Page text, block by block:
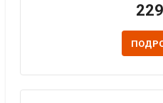
229